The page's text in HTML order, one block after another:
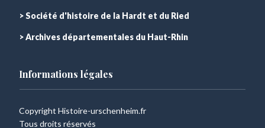
> Société d'histoire de la Hardt et du Ried
> Archives départementales du Haut-Rhin
Informations légales
Copyright Histoire-urschenheim.fr
Tous droits réservés